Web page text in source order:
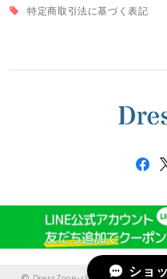
特定商取引法に基づく表記
ショ